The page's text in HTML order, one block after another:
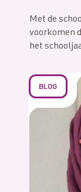
Met de
voorkomen
het
BLOG